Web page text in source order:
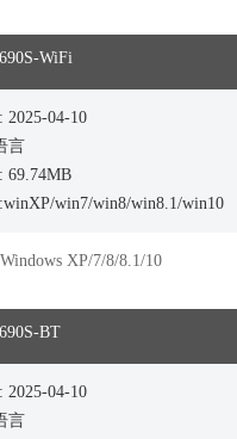
WiFi
2025-04-10
言
69.74MB
win7/win8/win8.1/win10
XP/7/8/8.1/10
BT
2025-04-10
言